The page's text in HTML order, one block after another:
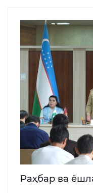
Раҳбар ва